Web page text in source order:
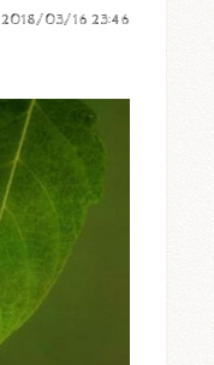
2018/03/16 23:46